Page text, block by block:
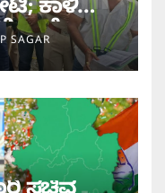
ಕಾಳಿ
SAGAR